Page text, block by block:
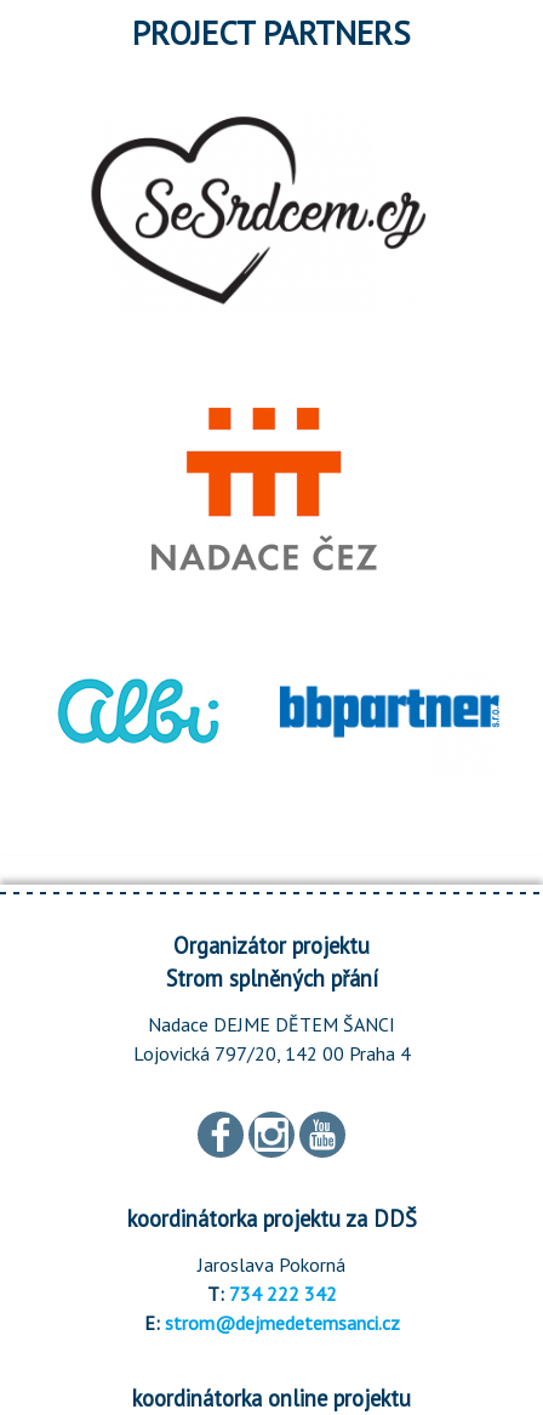
PROJECT PARTNERS
Organizátor projektu
Strom splněných přání
Nadace DEJME DĚTEM ŠANCI
Lojovická 797/20, 142 00 Praha 4
koordinátorka projektu za DDŠ
Jaroslava Pokorná
T: 734 222 342
E: strom@dejmedetemsanci.cz
koordinátorka online projektu